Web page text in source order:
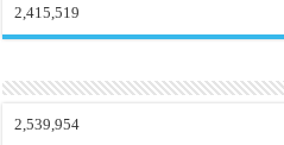
2,415,519
2,539,954